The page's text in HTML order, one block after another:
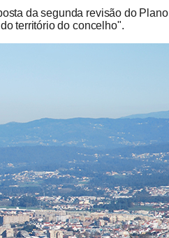
da segunda revisão do
território do concelho".